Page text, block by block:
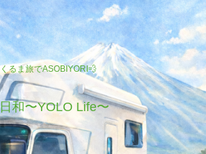
くるま旅でASOBIYORI💨
和〜YOLO Life〜